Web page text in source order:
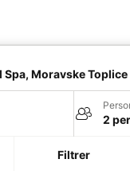
Moravske Toplice
2
Filtrer